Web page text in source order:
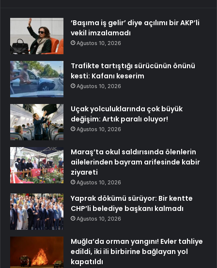
‘Başıma iş gelir’ diye açılımı bir AKP’li
vekil imzalamadı
Ağustos 10, 2026
Trafikte tartıştığı sürücünün önünü
kesti: Kafanı keserim
Ağustos 10, 2026
Uçak yolculuklarında çok büyük
değişim: Artık paralı oluyor!
Ağustos 10, 2026
Maraş’ta okul saldırısında ölenlerin
ailelerinden bayram arifesinde kabir
ziyareti
Ağustos 10, 2026
Yaprak dökümü sürüyor: Bir kentte
CHP’li belediye başkanı kalmadı
Ağustos 10, 2026
Muğla’da orman yangını! Evler tahliye
edildi, iki ili birbirine bağlayan yol
kapatıldı